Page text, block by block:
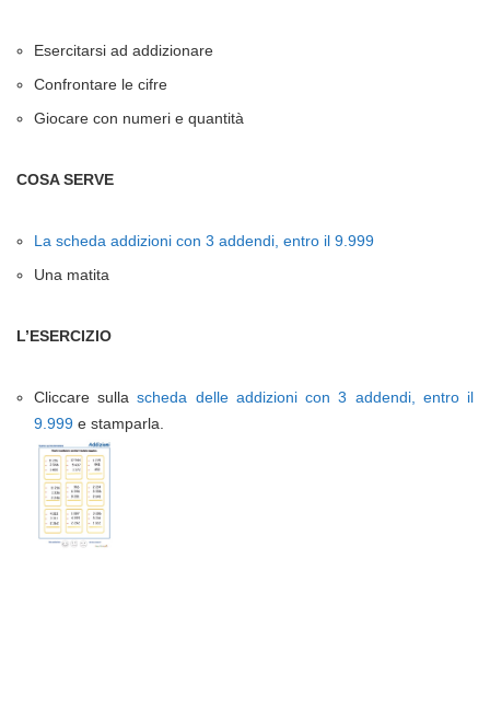
Esercitarsi ad addizionare
Confrontare le cifre
Giocare con numeri e quantità
COSA SERVE
La scheda addizioni con 3 addendi, entro il 9.999
Una matita
L’ESERCIZIO
Cliccare sullascheda delle addizioni con 3 addendi, entro il
9.999 e stamparla.